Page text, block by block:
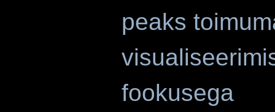
peaks